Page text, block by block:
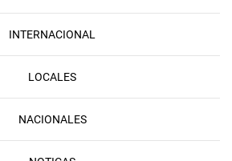
INTERNACIONAL
LOCALES
NACIONALES